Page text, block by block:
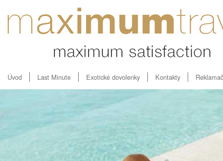
Úvod Last Minute Exotické dovolenky Kontakty